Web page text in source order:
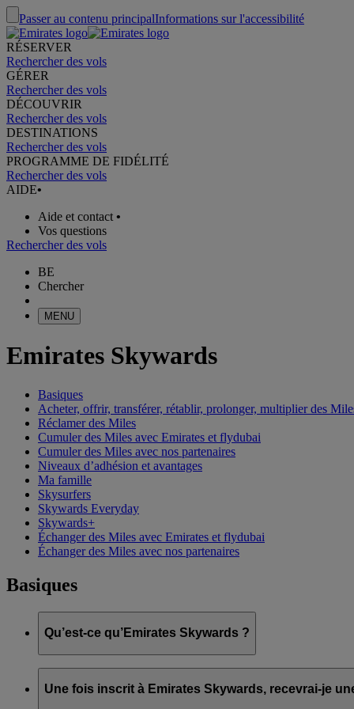
Passer au contenu principalInformations sur l'accessibilité
RÉSERVER
Rechercher des vols
GÉRER
Rechercher des vols
DÉCOUVRIR
Rechercher des vols
DESTINATIONS
Rechercher des vols
PROGRAMME DE FIDÉLITÉ
Rechercher des vols
AIDE•
Aide et contact •
Vos questions
Rechercher des vols
BE
Chercher
MENU
Emirates Skywards
Basiques
Acheter, offrir, transférer, rétablir, prolonger, multiplier des
Réclamer des Miles
Cumuler des Miles avec Emirates et flydubai
Cumuler des Miles avec nos partenaires
Niveaux d’adhésion et avantages
Ma famille
Skysurfers
Skywards Everyday
Skywards+
Échanger des Miles avec Emirates et flydubai
Échanger des Miles avec nos partenaires
Basiques
Qu’est-ce qu’Emirates Skywards ?
Emirates Skywards est le programme de fidélité primé
Il offre à ses membres une gamme d’avantages et
Une fois inscrit à Emirates Skywards, recevrai-je